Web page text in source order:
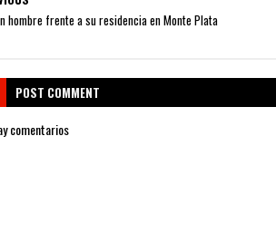
hombre frente a su residencia en Monte Plata
POST COMMENT
comentarios